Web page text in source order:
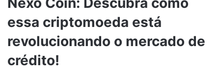
essa criptomoeda está
revolucionando o mercado de
crédito!